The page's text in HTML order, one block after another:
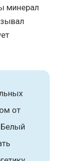
минерал
от
Белый